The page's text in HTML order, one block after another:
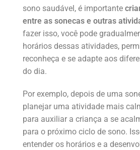
sono saudável, é importante
entre as sonecas e outras
fazer isso, você pode
horários dessas atividades,
reconheça e se adapte aos
do dia.
Por exemplo, depois de uma
planejar uma atividade mais
para auxiliar a criança a se
para o próximo ciclo de sono.
entender os horários e a